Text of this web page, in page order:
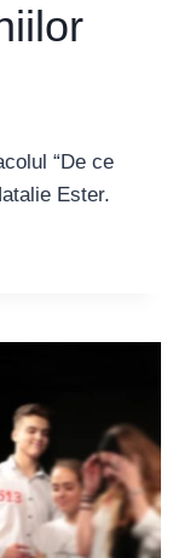
“De ce
Ester.